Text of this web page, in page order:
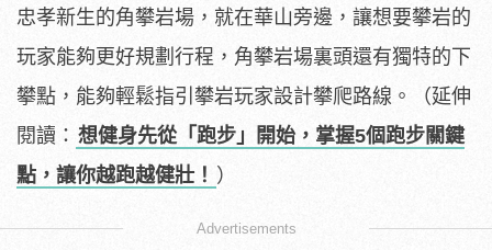
忠孝新生的角攀岩場，就在華山旁邊，讓想要攀岩的
玩家能夠更好規劃行程，角攀岩場裏頭還有獨特的下
攀點，能夠輕鬆指引攀岩玩家設計攀爬路線。（延伸
閱讀： 想健身先從「跑步」開始，掌握5個跑步關鍵
點，讓你越跑越健壯！ ）
Advertisements